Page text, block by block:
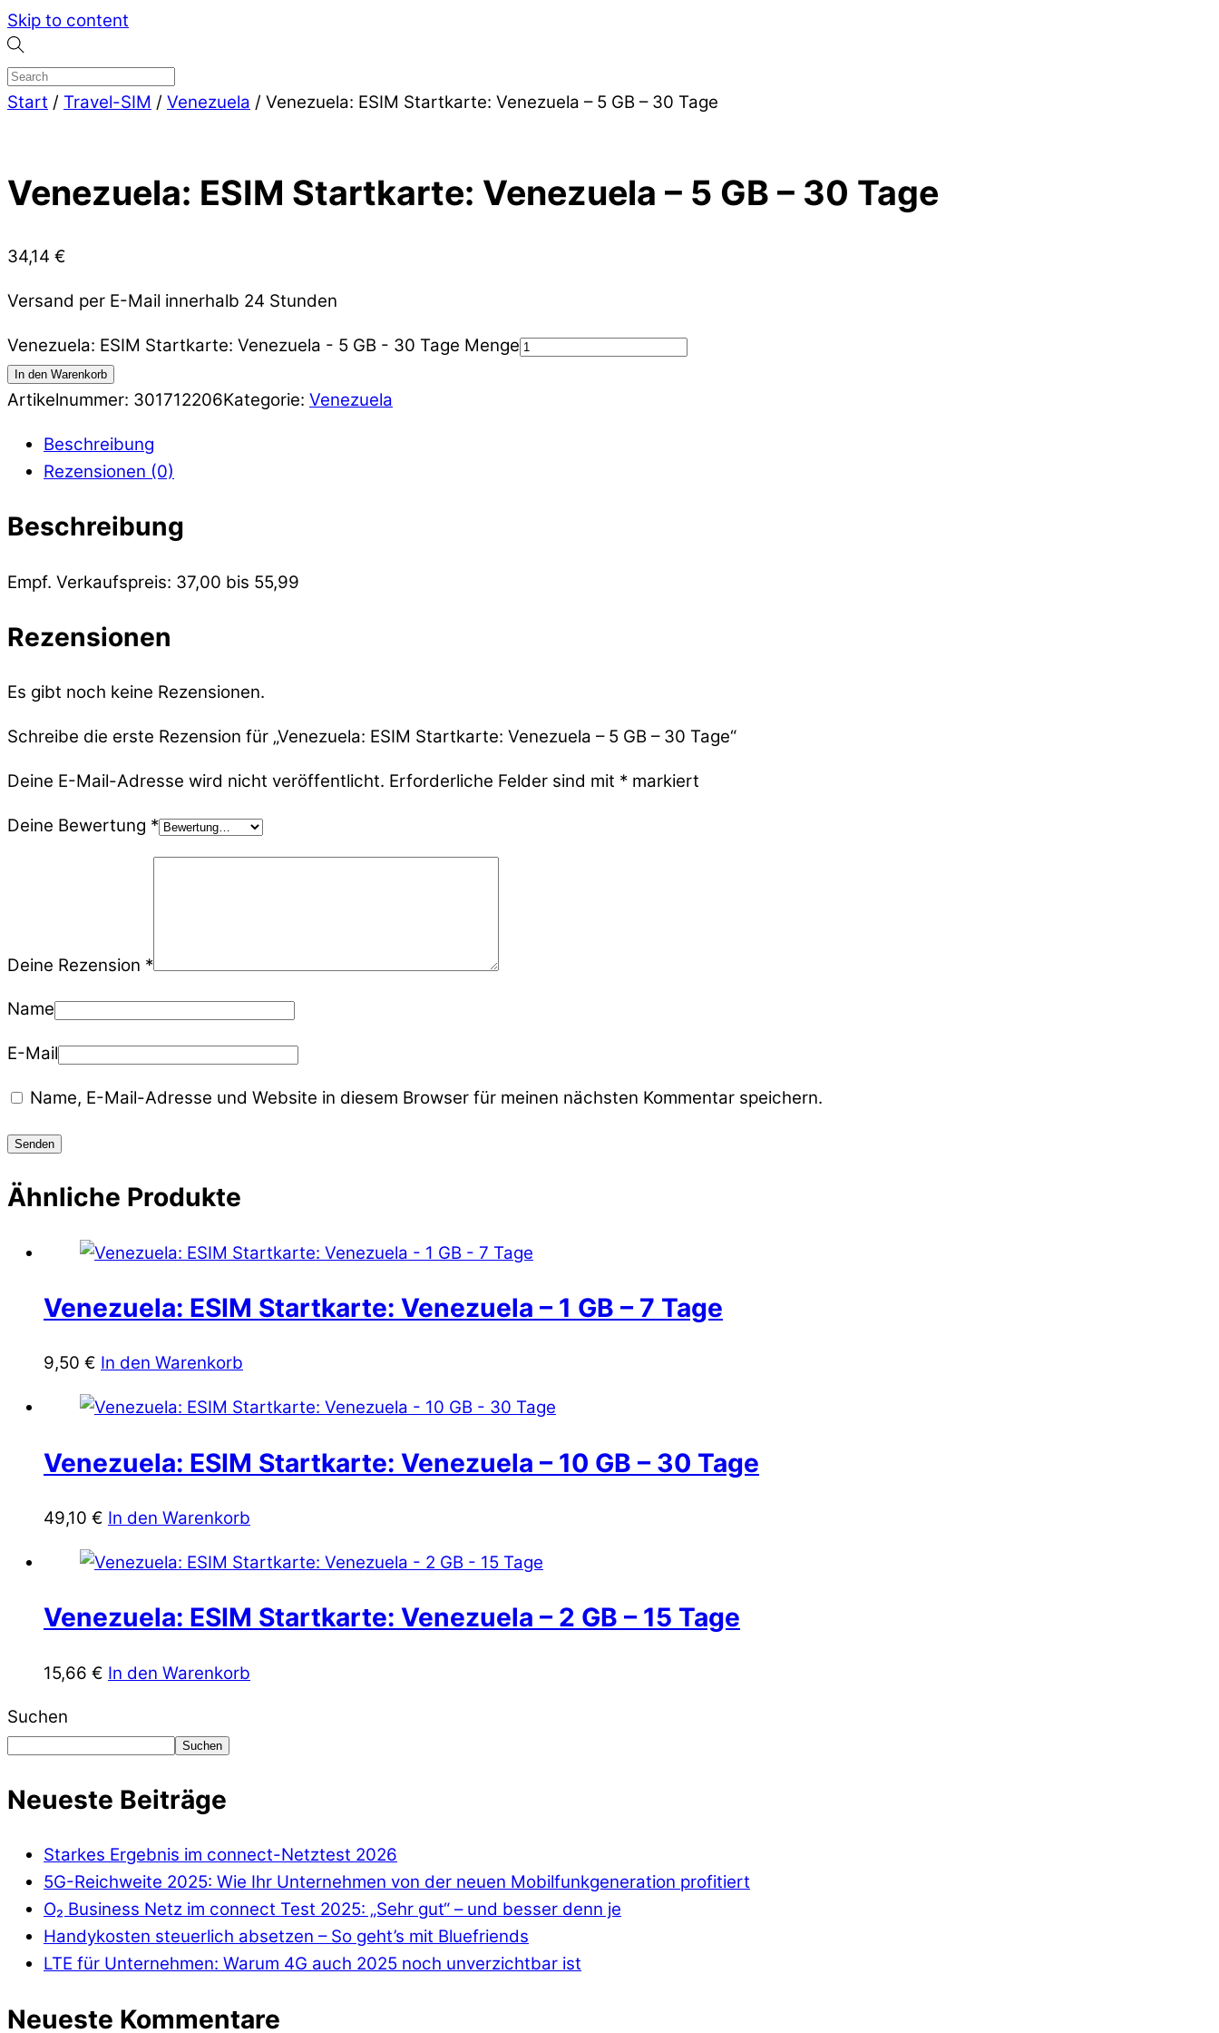
Skip to content
Start / Travel-SIM / Venezuela / Venezuela: ESIM Startkarte: Venezuela – 5 GB – 30 Tage
Venezuela: ESIM Startkarte: Venezuela – 5 GB – 30 Tage
34,14 €
Versand per E-Mail innerhalb 24 Stunden
Venezuela: ESIM Startkarte: Venezuela - 5 GB - 30 Tage Menge
In den Warenkorb
Artikelnummer: 301712206Kategorie: Venezuela
Beschreibung
Rezensionen (0)
Beschreibung
Empf. Verkaufspreis: 37,00 bis 55,99
Rezensionen
Es gibt noch keine Rezensionen.
Schreibe die erste Rezension für „Venezuela: ESIM Startkarte: Venezuela – 5 GB – 30 Tage“
Deine E-Mail-Adresse wird nicht veröffentlicht. Erforderliche Felder sind mit * markiert
Deine Bewertung *
Deine Rezension *
Name
E-Mail
Name, E-Mail-Adresse und Website in diesem Browser für meinen nächsten Kommentar speichern.
Ähnliche Produkte
Venezuela: ESIM Startkarte: Venezuela – 1 GB – 7 Tage
9,50 € In den Warenkorb
Venezuela: ESIM Startkarte: Venezuela – 10 GB – 30 Tage
49,10 € In den Warenkorb
Venezuela: ESIM Startkarte: Venezuela – 2 GB – 15 Tage
15,66 € In den Warenkorb
Suchen
Suchen
Neueste Beiträge
Starkes Ergebnis im connect-Netztest 2026
5G-Reichweite 2025: Wie Ihr Unternehmen von der neuen Mobilfunkgeneration profitiert
O₂ Business Netz im connect Test 2025: „Sehr gut“ – und besser denn je
Handykosten steuerlich absetzen – So geht’s mit Bluefriends
LTE für Unternehmen: Warum 4G auch 2025 noch unverzichtbar ist
Neueste Kommentare